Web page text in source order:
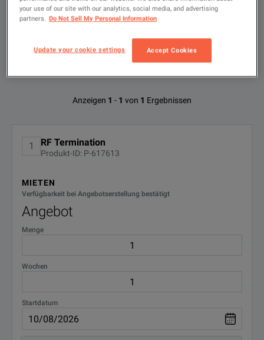
Suchbegriff
ein
NACH
OPTIONEN FILTERN
Verfügbare Optionen für Bird 8053
Anzeigen 1 - 1 von 1 Ergebnissen
1 RF Termination
Produkt-ID: P-617613
MIETEN
Verfügbarkeit bei Angebotserstellung bestätigt
Angebot
Menge
Wochen
Startdatum
your use of our site with our analytics, social media, and advertising
partners.
Do Not Sell My Personal Information
Update your cookie settings Accept Cookies